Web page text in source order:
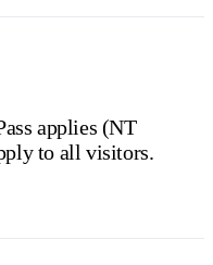
applies (NT
fees apply to all visitors.